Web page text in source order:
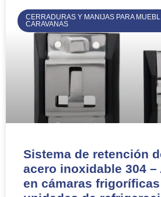
CERRADURAS Y MANIJAS PARA
CARAVANAS
Sistema de retención
acero inoxidable 304
en cámaras